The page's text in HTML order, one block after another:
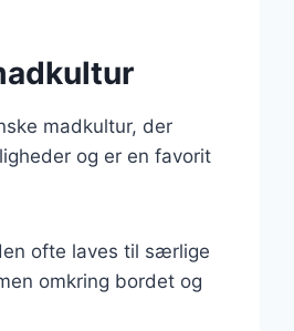
madkultur, der
og er en favorit
ofte laves til særlige
omkring bordet og